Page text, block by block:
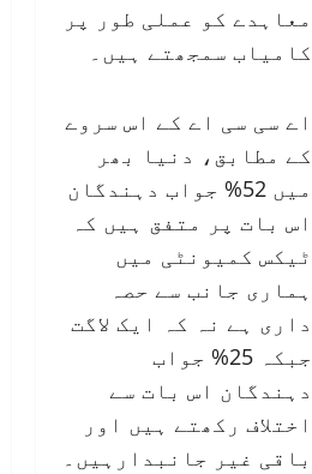
معاہدے کو عملی طور پر
کامیاب سمجھتے ہیں۔
اے سی سی اے کے اس سروے
کے مطابق، دنیا بھر
میں 52% جواب دہندگان
اس بات پر متفق ہیں کہ
ٹیکس کمیونٹی میں
ہماری جانب سے حصہ
داری ہے نہ کہ ایک لاگت
جبکہ 25% جواب
دہندگان اس بات سے
اختلاف رکھتے ہیں اور
باقی غیر جانبدارہیں۔